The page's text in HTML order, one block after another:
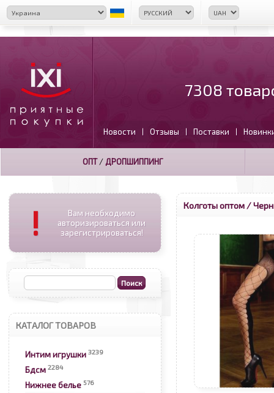
7308
Новости | Отзывы | Поставки |
ОПТ/ ДРОПШИППИНГ
!
Вам необходимо
авторизироваться или
зарегистрироваться!
КАТАЛОГ ТОВАРОВ
Интим игрушки 3239
Бдсм 2284
Нижнее белье 576
Колготы оптом/